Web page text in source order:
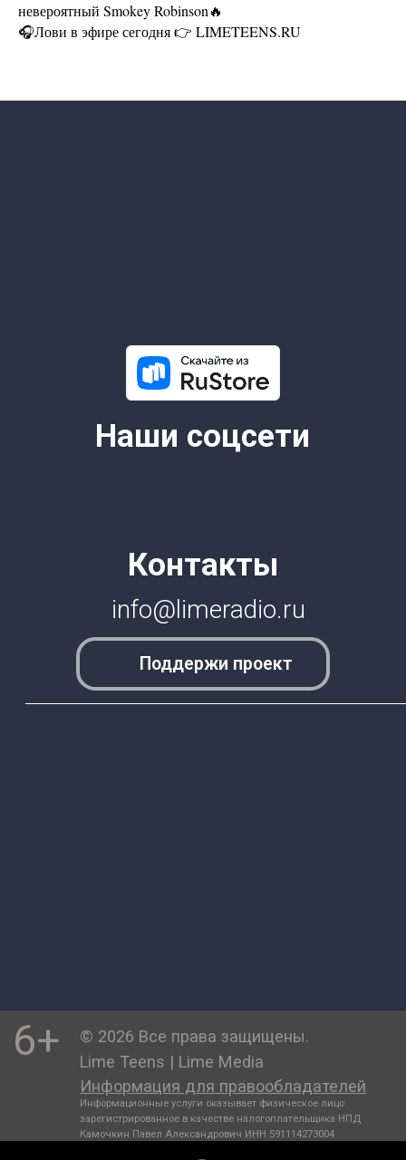
невероятный Smokey Robinson🔥
🎧Лови в эфире сегодня 👉 LIMETEENS.RU
© 2026 Все права защищены.
Lime Teens | Lime Media
Информационные услуги оказывает физическое лицо
зарегистрированное в качестве налогоплательщика НПД
Камочкин Павел Александрович ИНН 591114273004
Контакты